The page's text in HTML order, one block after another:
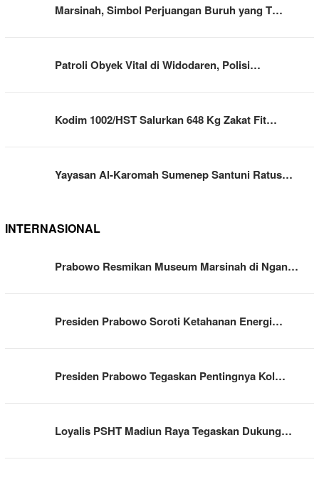
Marsinah, Simbol Perjuangan Buruh yang T…
Patroli Obyek Vital di Widodaren, Polisi…
Kodim 1002/HST Salurkan 648 Kg Zakat Fit…
Yayasan Al-Karomah Sumenep Santuni Ratus…
INTERNASIONAL
Prabowo Resmikan Museum Marsinah di Ngan…
Presiden Prabowo Soroti Ketahanan Energi…
Presiden Prabowo Tegaskan Pentingnya Kol…
Loyalis PSHT Madiun Raya Tegaskan Dukung…